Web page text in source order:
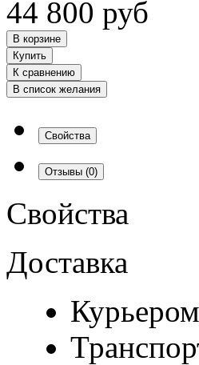
44 800 руб
В корзине
Купить
К сравнению
В список желания
Свойства
Отзывы (0)
Свойства
Доставка